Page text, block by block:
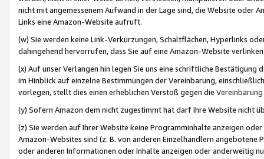
nicht mit angemessenem Aufwand in der Lage sind, die Website oder
Links eine Amazon-Website aufruft.
(w) Sie werden keine Link-Verkürzungen, Schaltflächen, Hyperlinks
dahingehend hervorrufen, dass Sie auf eine Amazon-Website
(x) Auf unser Verlangen hin legen Sie uns eine schriftliche
im Hinblick auf einzelne Bestimmungen der Vereinbarung,
vorlegen, stellt dies einen erheblichen Verstoß gegen die Vereinbarung
(y) Sofern Amazon dem nicht zugestimmt hat darf Ihre Website nicht
(z) Sie werden auf Ihrer Website keine Programminhalte anzeigen
Amazon-Websites sind (z. B. von anderen Einzelhändlern
oder anderen Informationen oder Inhalte anzeigen oder anderweitig